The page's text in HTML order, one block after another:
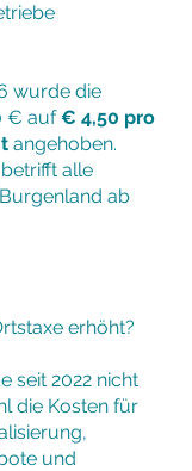
wurde die
€ auf€ 4,50 pro
angehoben.
alle
ab
erhöht?
seit 2022 nicht
die Kosten für
und